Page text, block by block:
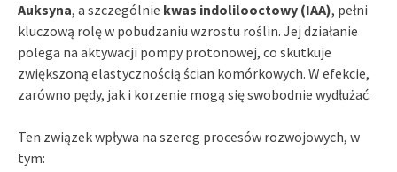
Auksyna, a szczególnie kwas indolilooctowy (IAA), pełni
kluczową rolę w pobudzaniu wzrostu roślin. Jej działanie
polega na aktywacji pompy protonowej, co skutkuje
zwiększoną elastycznością ścian komórkowych. W efekcie,
zarówno pędy, jak i korzenie mogą się swobodnie wydłużać.
Ten związek wpływa na szereg procesów rozwojowych, w
tym: